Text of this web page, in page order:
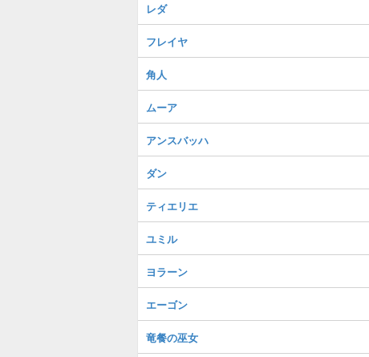
レダ
フレイヤ
角人
ムーア
アンスバッハ
ダン
ティエリエ
ユミル
ヨラーン
エーゴン
竜餐の巫女